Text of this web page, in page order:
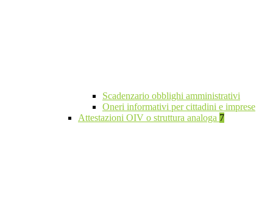
Scadenzario obblighi amministrativi
Oneri informativi per cittadini e imprese
Attestazioni OIV o struttura analoga 7